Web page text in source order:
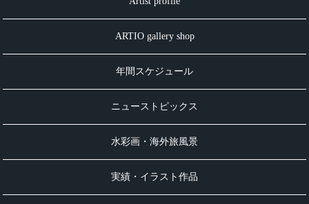
ARTIO gallery shop
年間スケジュール
ニューストピックス
水彩画・海外旅風景
実績・イラスト作品